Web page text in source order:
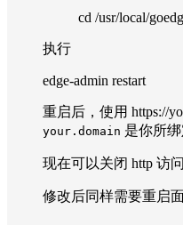
cd /usr/local/
执行
edge-admin restart
重启后，使用 https://
your.domain 是你所
现在可以关闭 http 访
修改后同样需要重启